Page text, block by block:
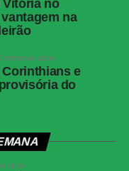
Vitória no
na
semanas atrás
e
do
atrás